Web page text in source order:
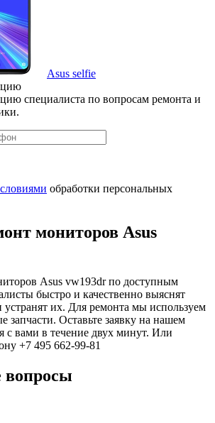
Asus selfie
специалиста по вопросам ремонта и
обработки персональных
мониторов Asus
Asus vw193dr по доступным
быстро и качественно выяснят
их. Для ремонта мы используем
запчасти. Оставьте заявку на нашем
с вами в течение двух минут. Или
+7 495 662-99-81